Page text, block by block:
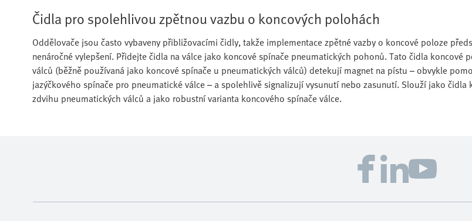
Čidla pro spolehlivou zpětnou vazbu o koncových polohách
Oddělovače jsou často vybaveny přibližovacími čidly, takže implementace zpětné vazby o koncové poloze
nenáročné vylepšení. Přidejte čidla na válce jako koncové spínače pneumatických pohonů. Tato čidla koncové
válců (běžně používaná jako koncové spínače u pneumatických válců) detekují magnet na pístu – obvykle
jazýčkového spínače pro pneumatické válce – a spolehlivě signalizují vysunutí nebo zasunutí. Slouží jako čidla
zdvihu pneumatických válců a jako robustní varianta koncového spínače válce.